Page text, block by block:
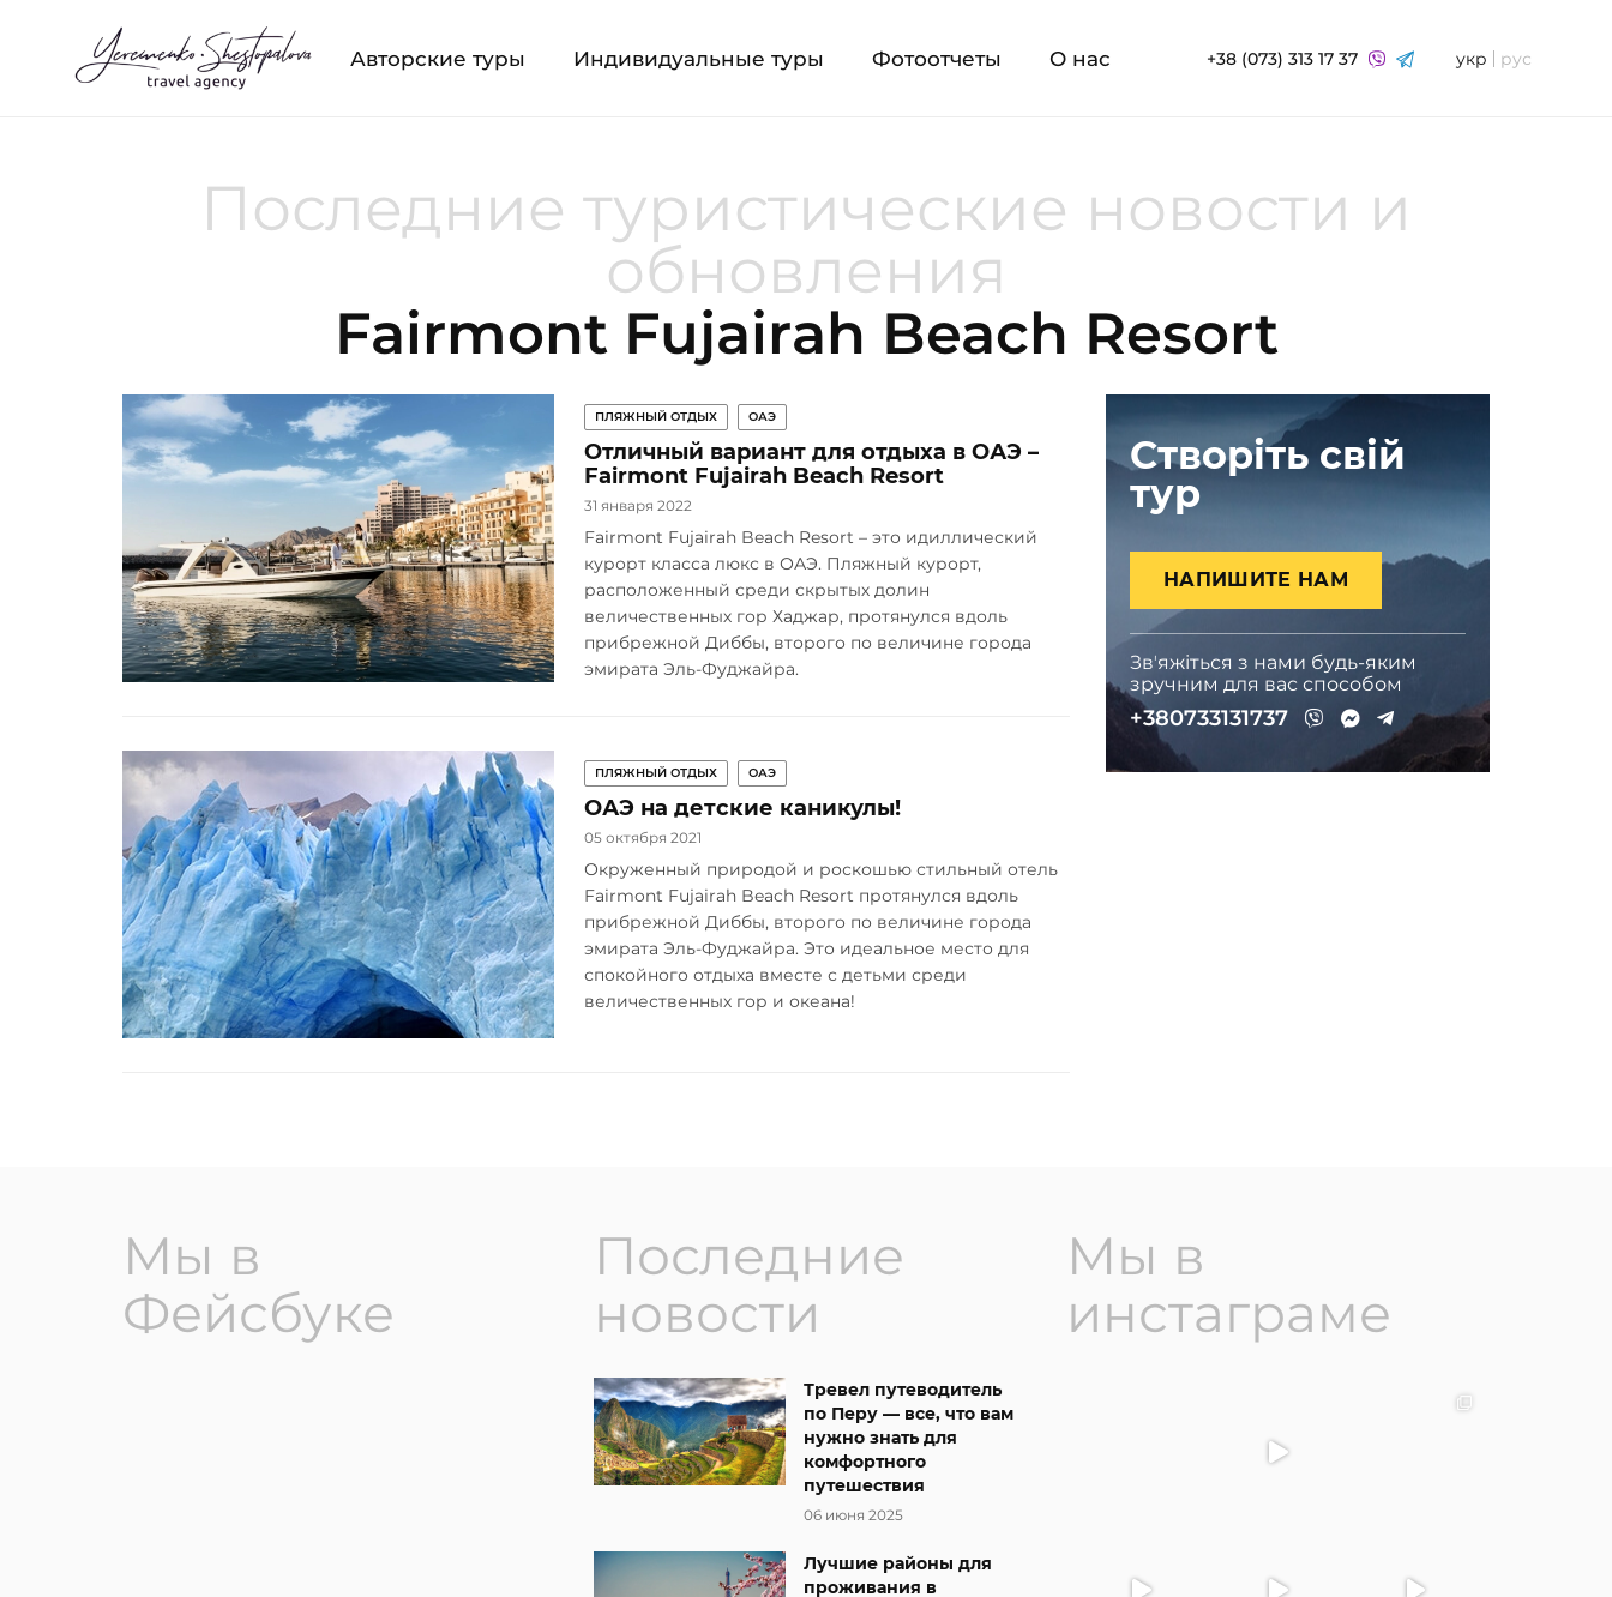
Авторские туры Индивидуальные туры Фотоотчеты О нас +38 (073) 313 17 37 укр рус
Последние туристические новости и
обновления
Fairmont Fujairah Beach Resort
ПЛЯЖНЫЙ ОТДЫХ ОАЭ
Отличный вариант для отдыха в ОАЭ –
Fairmont Fujairah Beach Resort
31 января 2022
Fairmont Fujairah Beach Resort – это идиллический
курорт класса люкс в ОАЭ. Пляжный курорт,
расположенный среди скрытых долин
величественных гор Хаджар, протянулся вдоль
прибрежной Диббы, второго по величине города
эмирата Эль-Фуджайра.
ПЛЯЖНЫЙ ОТДЫХ ОАЭ
ОАЭ на детские каникулы!
05 октября 2021
Окруженный природой и роскошью стильный отель
Fairmont Fujairah Beach Resort протянулся вдоль
прибрежной Диббы, второго по величине города
эмирата Эль-Фуджайра. Это идеальное место для
спокойного отдыха вместе с детьми среди
величественных гор и океана!
Створіть свій
тур
НАПИШИТЕ НАМ
Звʼяжіться з нами будь-яким
зручним для вас способом
+380733131737
Мы в
Фейсбуке
Последние
новости
Тревел путеводитель
по Перу — все, что вам
нужно знать для
комфортного
путешествия
06 июня 2025
Лучшие районы для
проживания в
Мы в
инстаграме